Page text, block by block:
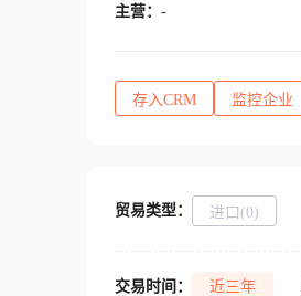
主营： -
存入CRM 监控企业
贸易类型： 进口(0)
交易时间： 近三年